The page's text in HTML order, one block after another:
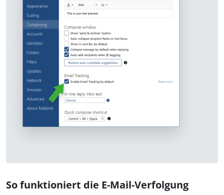
So funktioniert die E-Mail-Verfolgung